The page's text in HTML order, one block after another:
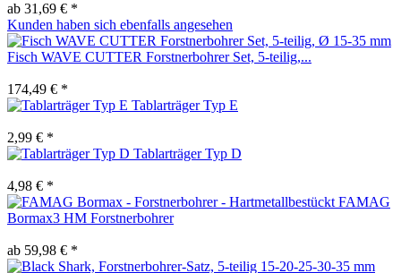
ab 31,69 € *
Kunden haben sich ebenfalls angesehen
Fisch WAVE CUTTER Forstnerbohrer Set, 5-teilig,...
174,49 € *
Tablarträger Typ E
2,99 € *
Tablarträger Typ D
4,98 € *
FAMAG
Bormax3 HM Forstnerbohrer
ab 59,98 € *